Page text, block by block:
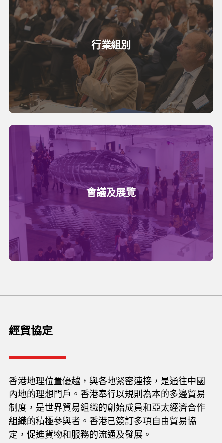
行業組別
會議及展覽
經貿協定
香港地理位置優越，與各地緊密連接，是通往中國
內地的理想門戶。香港奉行以規則為本的多邊貿易
制度，是世界貿易組織的創始成員和亞太經濟合作
組織的積極參與者。香港已簽訂多項自由貿易協
定，促進貨物和服務的流通及發展。